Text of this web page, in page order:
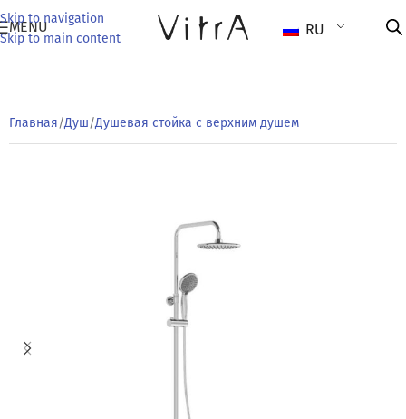
Skip to navigation
Skip to main content
MENU RU
Главная/Душ/Душевая стойка с верхним душем